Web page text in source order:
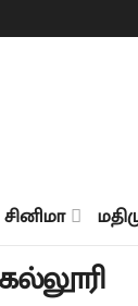
சினிமா